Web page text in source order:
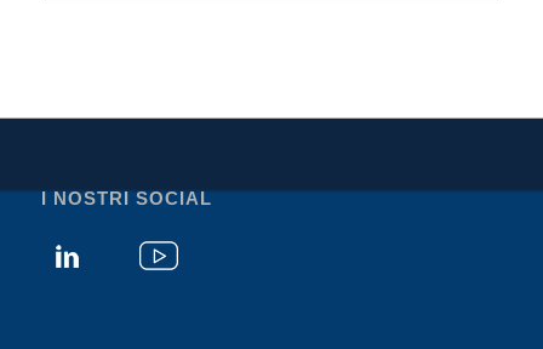
I NOSTRI SOCIAL